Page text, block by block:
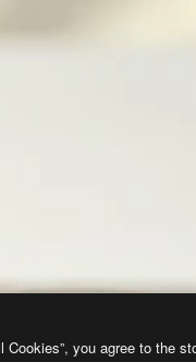
Cookies”, you agree to the